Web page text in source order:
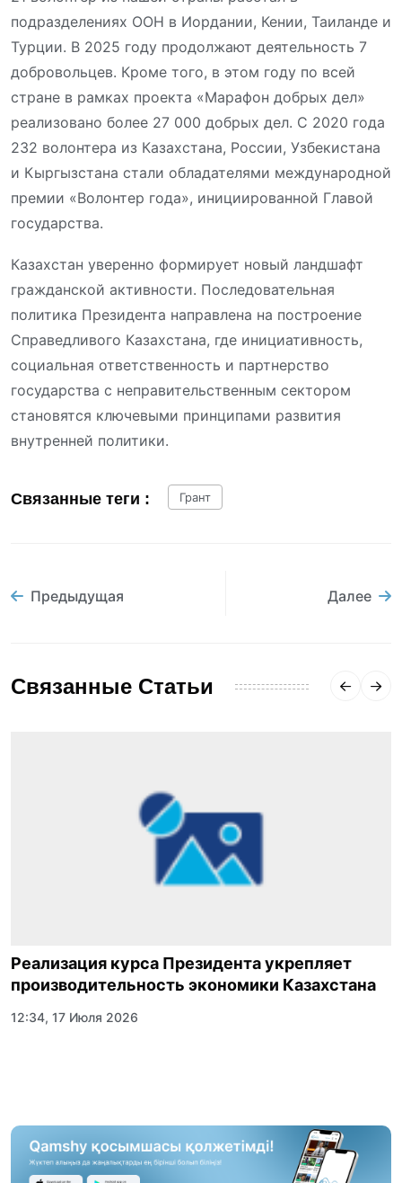
подразделениях ООН в Иордании, Кении, Таиланде и
Турции. В 2025 году продолжают деятельность 7
добровольцев. Кроме того, в этом году по всей
стране в рамках проекта «Марафон добрых дел»
реализовано более 27 000 добрых дел. С 2020 года
232 волонтера из Казахстана, России, Узбекистана
и Кыргызстана стали обладателями международной
премии «Волонтер года», инициированной Главой
государства.
Казахстан уверенно формирует новый ландшафт
гражданской активности. Последовательная
политика Президента направлена на построение
Справедливого Казахстана, где инициативность,
социальная ответственность и партнерство
государства с неправительственным сектором
становятся ключевыми принципами развития
внутренней политики.
Связанные теги : Грант
Предыдущая Далее
Связанные Статьи
Реализация курса Президента укрепляет
производительность экономики Казахстана
12:34, 17 Июля 2026